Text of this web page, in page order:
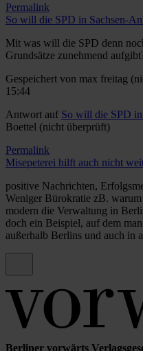
Permalink
So will die SPD in Sachsen-
Mit was will die SPD denn
Grundsätze zunehmend
Gespeichert von max freitag
15:44
Antwort auf So will die SPD
Boettel (nicht überprüft)
Permalink
Misepeterei hilft auch nicht
positive Nachrichten,
Weniger Bürokratie zB.
modern die Verwaltung in
doch ein Beispiel, auf dem
außerhalb Berlins und auch in
Berliner vorwärts